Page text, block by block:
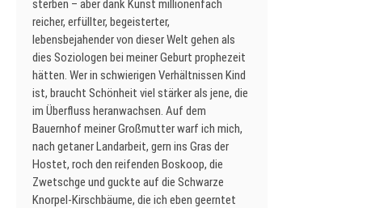
sterben – aber dank Kunst millionenfach
reicher, erfüllter, begeisterter,
lebensbejahender von dieser Welt gehen als
dies Soziologen bei meiner Geburt prophezeit
hätten. Wer in schwierigen Verhältnissen Kind
ist, braucht Schönheit viel stärker als jene, die
im Überfluss heranwachsen. Auf dem
Bauernhof meiner Großmutter warf ich mich,
nach getaner Landarbeit, gern ins Gras der
Hostet, roch den reifenden Boskoop, die
Zwetschge und guckte auf die Schwarze
Knorpel-Kirschbäume, die ich eben geerntet